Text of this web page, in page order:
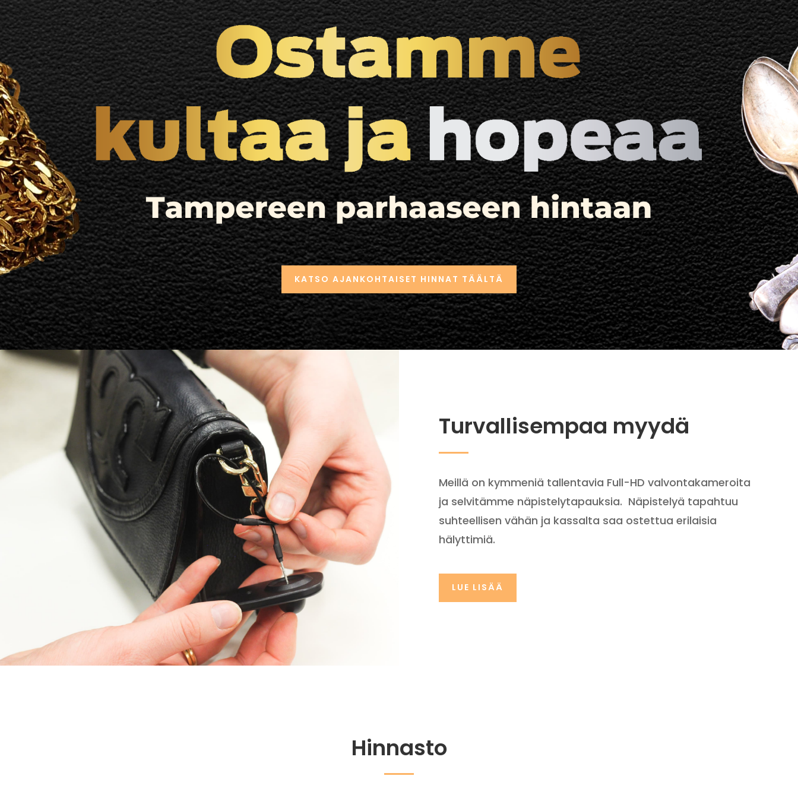
KATSO AJANKOHTAISET HINNAT TÄÄLTÄ
Turvallisempaa myydä
Meillä on kymmeniä tallentavia Full-HD valvontakameroita
ja selvitämme näpistelytapauksia. Näpistelyä tapahtuu
suhteellisen vähän ja kassalta saa ostettua erilaisia
hälyttimiä.
LUE LISÄÄ
Hinnasto